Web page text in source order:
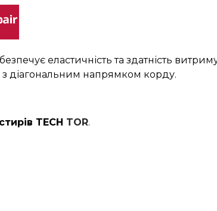
еластичність та здатність
діагональним напрямком корду.
TECH TOR.